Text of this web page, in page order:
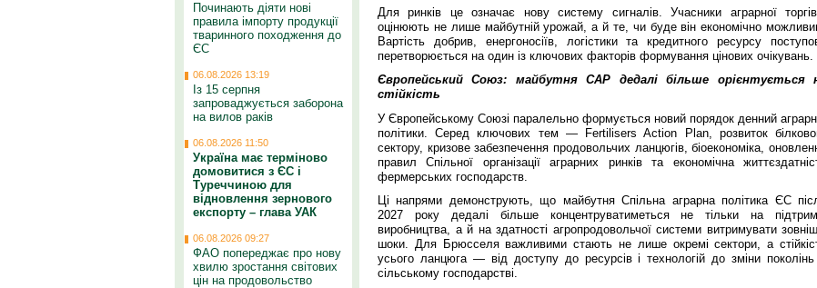
Для ринків це означає нову систему сигналів. Учасники аграрної
оцінюють не лише майбутній урожай, а й те, чи буде він економічно
Вартість добрив, енергоносіїв, логістики та кредитного ресурсу
перетворюється на один із ключових факторів формування цінових очікувань.
Європейський Союз: майбутня CAP дедалі більше орієнтується
стійкість
У Європейському Союзі паралельно формується новий порядок денний
політики. Серед ключових тем — Fertilisers Action Plan, розвиток
сектору, кризове забезпечення продовольчих ланцюгів, біоекономіка,
правил Спільної організації аграрних ринків та економічна
фермерських господарств.
Ці напрями демонструють, що майбутня Спільна аграрна політика ЄС
2027 року дедалі більше концентруватиметься не тільки на
виробництва, а й на здатності агропродовольчої системи витримувати
шоки. Для Брюсселя важливими стають не лише окремі сектори, а
усього ланцюга — від доступу до ресурсів і технологій до зміни
сільському господарстві.
Починають діяти нові
правила імпорту продукції
тваринного походження до
ЄС
06.08.2026 13:19
Із 15 серпня
запроваджується заборона
на вилов раків
06.08.2026 11:50
Україна має терміново
домовитися з ЄС і
Туреччиною для
відновлення зернового
експорту – глава УАК
06.08.2026 09:27
ФАО попереджає про нову
хвилю зростання світових
цін на продовольство